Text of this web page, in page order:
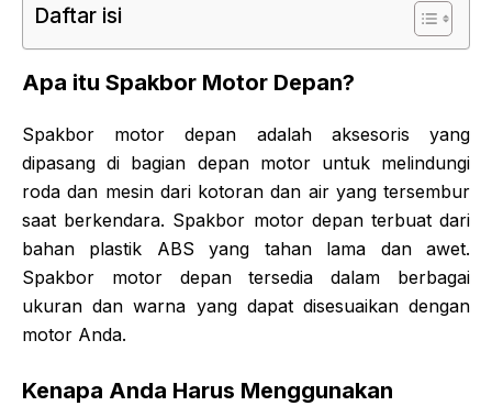
Daftar isi
Apa itu Spakbor Motor Depan?
Spakbor motor depan adalah aksesoris yang
dipasang di bagian depan motor untuk melindungi
roda dan mesin dari kotoran dan air yang tersembur
saat berkendara. Spakbor motor depan terbuat dari
bahan plastik ABS yang tahan lama dan awet.
Spakbor motor depan tersedia dalam berbagai
ukuran dan warna yang dapat disesuaikan dengan
motor Anda.
Kenapa Anda Harus Menggunakan